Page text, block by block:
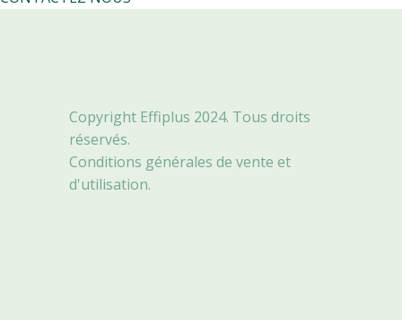
Copyright Effiplus 2024. Tous droits
réservés.
Conditions générales de vente et
d'utilisation.